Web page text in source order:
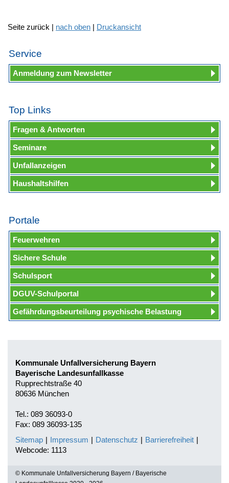
Seite zurück | nach oben | Druckansicht
Service
Anmeldung zum Newsletter
Top Links
Fragen & Antworten
Seminare
Unfallanzeigen
Haushaltshilfen
Portale
Feuerwehren
Sichere Schule
Schulsport
DGUV-Schulportal
Gefährdungsbeurteilung psychische Belastung
Kommunale Unfallversicherung Bayern
Bayerische Landesunfallkasse
Rupprechtstraße 40
80636 München
Tel.: 089 36093-0
Fax: 089 36093-135
Sitemap | Impressum | Datenschutz | Barrierefreiheit |
Webcode: 1113
© Kommunale Unfallversicherung Bayern / Bayerische